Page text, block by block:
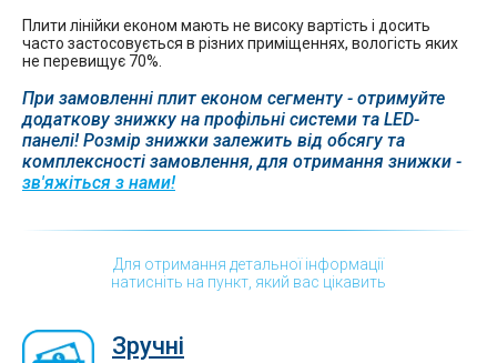
Плити лінійки економ мають не високу вартість і досить
часто застосовується в різних приміщеннях, вологість яких
не перевищує 70%.
При замовленні плит економ сегменту - отримуйте
додаткову знижку на профільні системи та LED-
панелі! Розмір знижки залежить від обсягу та
комплексності замовлення, для отримання знижки -
зв'яжіться з нами!
Для отримання детальної інформації
натисніть на пункт, який вас цікавить
Зручні